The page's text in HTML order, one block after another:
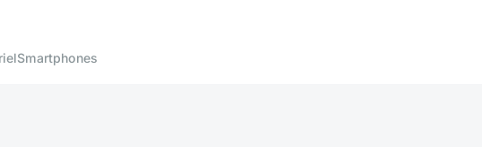
Smartphones